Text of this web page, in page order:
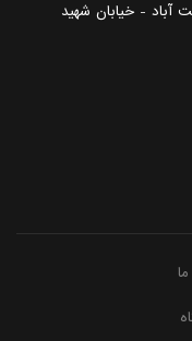
آباد - خیابان شهید